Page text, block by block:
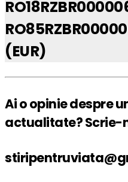
(EUR)
Ai o opinie despre
actualitate? Scrie-